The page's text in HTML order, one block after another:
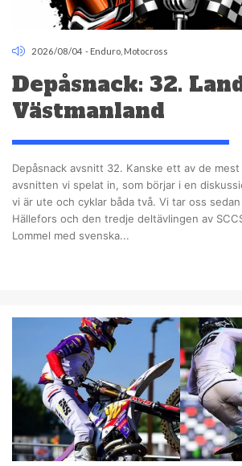
2026/08/04 - Enduro Motocross
Depåsnack: 32.
Västmanland
Depåsnack avsnitt 32. Kanske ett av de mest
avsnitten vi spelat in, som börjar i en
vi är ute och cyklar båda två. Vi tar oss
Hällefors och den tredje deltävlingen av
Lommel med svenska...